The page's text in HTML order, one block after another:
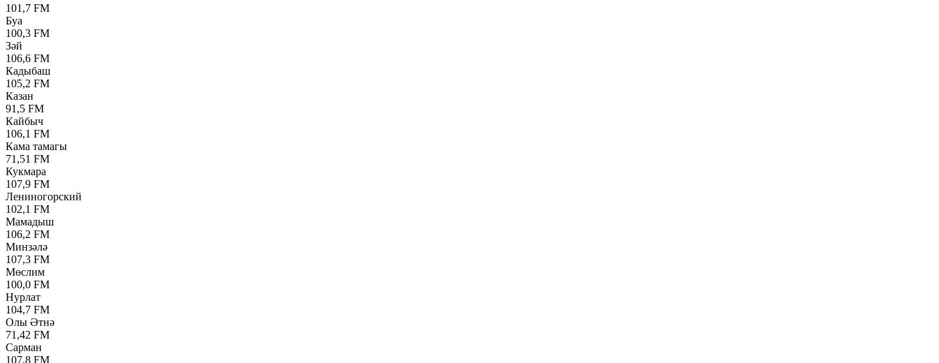
101,7 FM
Буа
100,3 FM
Зәй
106,6 FM
Кадыбаш
105,2 FM
Казан
91,5 FM
Кайбыч
106,1 FM
Кама тамагы
71,51 FM
Кукмара
107,9 FM
Лениногорский
102,1 FM
Мамадыш
106,2 FM
Минзәлә
107,3 FM
Мөслим
100,0 FM
Нурлат
104,7 FM
Олы Әтнә
71,42 FM
Сарман
107,8 FM